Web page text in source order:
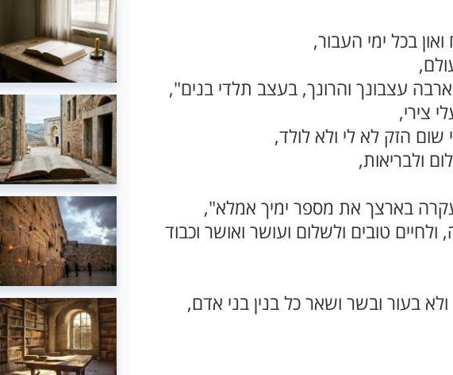
בכל ימי העבור,
עצבונך והרונך, בעצב תלדי בנים",
צירי,
שום הזק לא לי ולא לולד,
ולבריאות,
בארצך את מספר ימיך אמלא",
טובים ולשלום ועושר ואושר וכבוד
בעור ובשר ושאר כל בנין בני אדם,